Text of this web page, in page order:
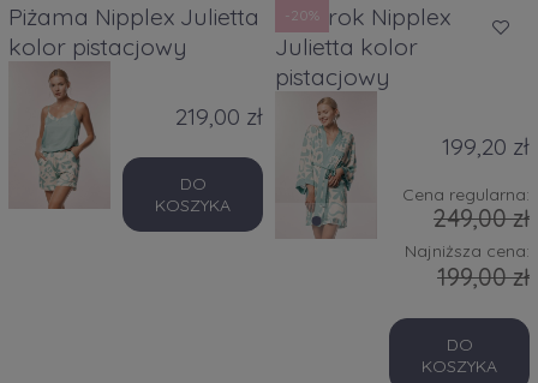
Piżama Nipplex Julietta
kolor pistacjowy
219,00 zł
DO
KOSZYKA
Szlafrok Nipplex
Julietta kolor
pistacjowy
199,20 zł
Cena regularna:
249,00 zł
Najniższa cena:
199,00 zł
DO
KOSZYKA
-20%